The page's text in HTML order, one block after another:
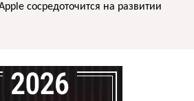
сосредоточится на развитии